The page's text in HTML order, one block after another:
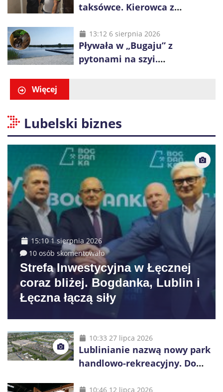
taksówce. Kierowca z
na obrzeża Wrocławia
13:12 6 sierpnia 2026
Pływała w „Bugaju” z
pytonami na szyi.
Więcej
Lubelski biznes
15:10 1 sierpnia 2026
10 osób skomentowało
Strefa Inwestycyjna w Łęcznej
coraz bliżej. Bogdanka, Lublin i
Łęczna łączą siły
10:33 27 lipca 2026
Lublinianie nazwą nowy park
handlowo-rekreacyjny. Do
10:46 12 lipca 2026